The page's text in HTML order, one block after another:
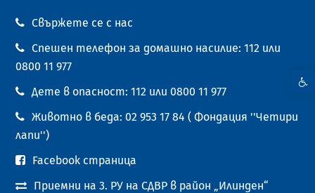
Свържете се с нас
Спешен телефон за домашно насилие: 112 или
0800 11 977
Дете в опасност: 112 или 0800 11 977
Животно в беда: 02 953 17 84 ( Фондация ''Четири
лапи'')
Facebook страница
Приемни на 3. РУ на СДВР в район „Илинден“